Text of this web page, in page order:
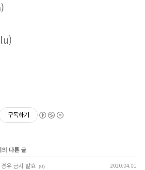
구독하기
다른 글
유 금지 발효
(0) 2020.04.01